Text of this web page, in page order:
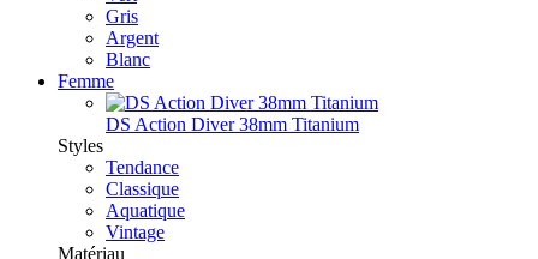
Gris
Argent
Blanc
Femme
DS Action Diver 38mm Titanium
Styles
Tendance
Classique
Aquatique
Vintage
Matériau